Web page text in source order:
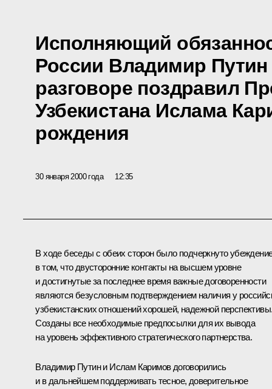
Исполняющий
России Владимир
разговоре поздравил
Узбекистана Ислама
рождения
30 января 2000 года 12:35
В ходе беседы с обеих сторон было подчеркнуто
в том, что двусторонние контакты на высшем уровне
и достигнутые за последнее время важные договоренности
являются безусловным подтверждением наличия у
узбекистанских отношений хорошей, надежной
Созданы все необходимые предпосылки для их вывода
на уровень эффективного стратегического партнерства.
Владимир Путин и Ислам Каримов договорились
и в дальнейшем поддерживать тесное, доверительное